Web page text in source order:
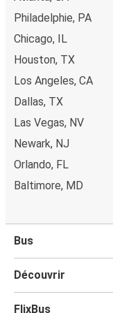
Pay. Le paiement
billet à bord du bus.
Philadelphie, PA
Chicago, IL
Houston, TX
Los Angeles, CA
Dallas, TX
Las Vegas, NV
Newark, NJ
Orlando, FL
Baltimore, MD
Bus
Découvrir
FlixBus